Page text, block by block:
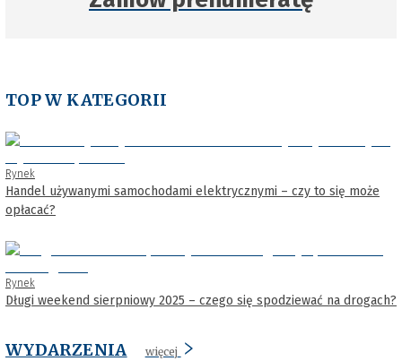
TOP W KATEGORII
Rynek
Handel używanymi samochodami elektrycznymi – czy to się może
opłacać?
Rynek
Długi weekend sierpniowy 2025 – czego się spodziewać na drogach?
WYDARZENIA więcej